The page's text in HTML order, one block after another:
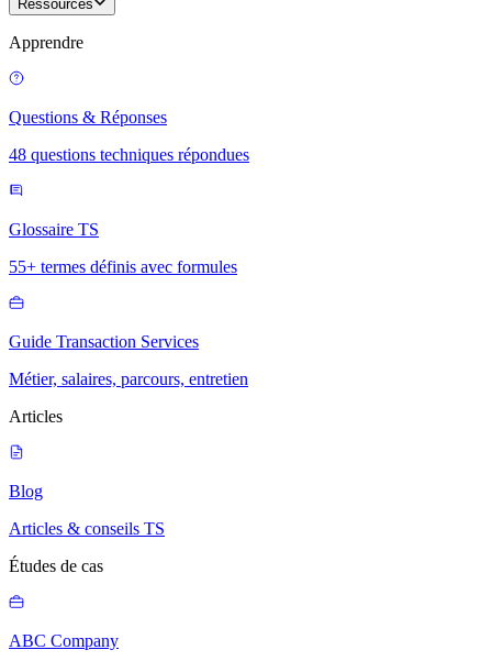
Ressources
Apprendre
Questions & Réponses
48 questions techniques répondues
Glossaire TS
55+ termes définis avec formules
Guide Transaction Services
Métier, salaires, parcours, entretien
Articles
Blog
Articles & conseils TS
Études de cas
ABC Company